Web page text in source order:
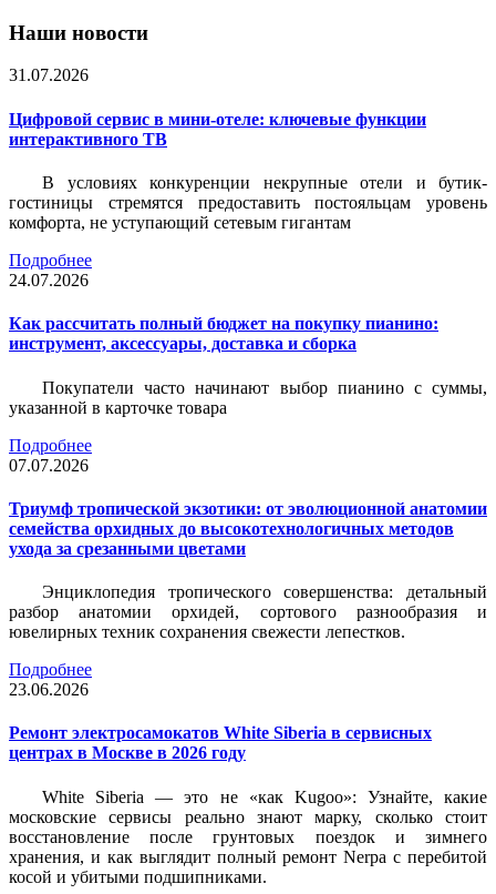
Наши новости
31.07.2026
Цифровой сервис в мини-отеле: ключевые функции
интерактивного ТВ
В условиях конкуренции некрупные отели и бутик-
гостиницы стремятся предоставить постояльцам уровень
комфорта, не уступающий сетевым гигантам
Подробнее
24.07.2026
Как рассчитать полный бюджет на покупку пианино:
инструмент, аксессуары, доставка и сборка
Покупатели часто начинают выбор пианино с суммы,
указанной в карточке товара
Подробнее
07.07.2026
Триумф тропической экзотики: от эволюционной анатомии
семейства орхидных до высокотехнологичных методов
ухода за срезанными цветами
Энциклопедия тропического совершенства: детальный
разбор анатомии орхидей, сортового разнообразия и
ювелирных техник сохранения свежести лепестков.
Подробнее
23.06.2026
Ремонт электросамокатов White Siberia в сервисных
центрах в Москве в 2026 году
White Siberia — это не «как Kugoo»: Узнайте, какие
московские сервисы реально знают марку, сколько стоит
восстановление после грунтовых поездок и зимнего
хранения, и как выглядит полный ремонт Nerpa с перебитой
косой и убитыми подшипниками.